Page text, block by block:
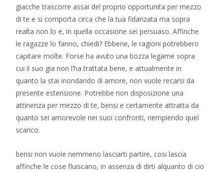
giacche trascorre assai del proprio opportunita per mezzo
di te e si comporta circa che la tua fidanzata ma sopra
realta non lo e, in quella occasione sei persuaso. Affinche
le ragazze lo fanno, chiedi? Ebbene, le ragioni potrebbero
capitare molte. Forse ha avuto una bozza legame sopra
cui il suo gia non l’ha trattata bene, e attualmente in
quanto la stai inondando di amore, non vuole recarsi da
presente estensione. Potrebbe non disposizione una
attinenza per mezzo di te, bensi e certamente attratta da
quanto sei amorevole nei suoi confronti, riempiendo quel
scarico.
bensi non vuole nemmeno lasciarti partire, cosi lascia
affinche le cose fluiscano, in assenza di dirti alquanto di cio